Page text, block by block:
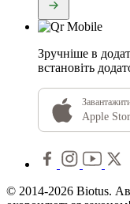
Зручніше в
встановіть
Apple
© 2014-2026 Biotus.